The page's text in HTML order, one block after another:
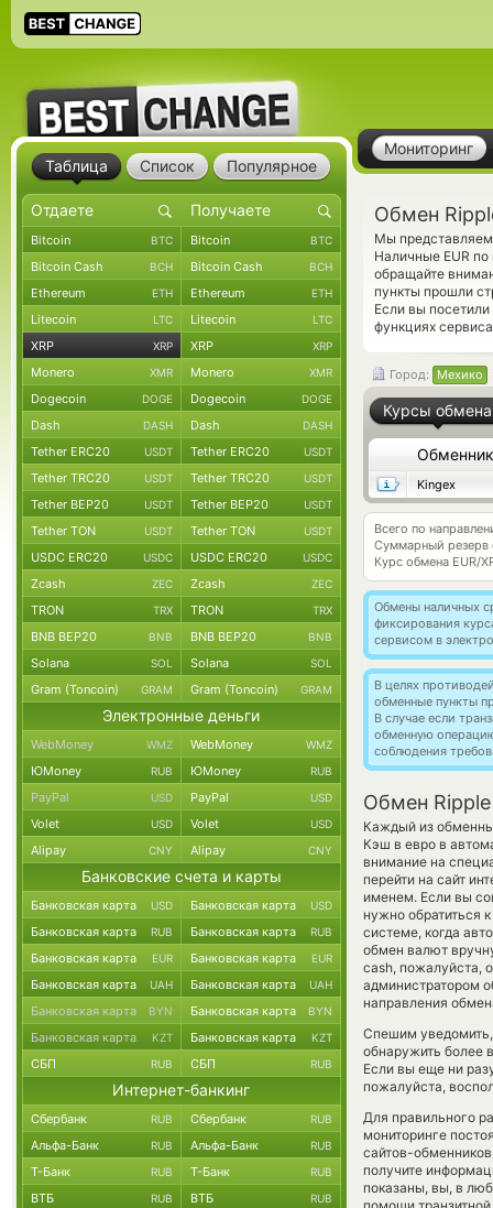
Мониторинг
Обмен
Мы представляем
Наличные EUR
обращайте
пункты прошли
Если вы
функциях
Город: Мехико
Курсы обмена
Обменник
Kingex
Всего по
Суммарный резерв
Курс обмена EUR/
Обмены наличных
фиксирования
сервисом в
В целях
обменные пункты
В случае если
обменную
соблюдения
Обмен
Каждый из
Кэш в евро в
внимание на
перейти на сайт
именем. Если вы
нужно обратиться
системе, когда
обмен валют
cash, пожалуйста,
администратором
направления
Спешим
обнаружить более
Если вы еще ни
пожалуйста,
Для правильного
мониторинге
сайтов-
получите
показаны, вы, в
Таблица Список Популярное
Bitcoin BTC Bitcoin BTC
Bitcoin Cash BCH Bitcoin Cash BCH
Ethereum ETH Ethereum ETH
Litecoin LTC Litecoin LTC
XRP XRP XRP XRP
Monero XMR Monero XMR
Dogecoin DOGE Dogecoin DOGE
Dash DASH Dash DASH
Tether ERC20 USDT Tether ERC20 USDT
Tether TRC20 USDT Tether TRC20 USDT
Tether BEP20 USDT Tether BEP20 USDT
Tether TON USDT Tether TON USDT
USDC ERC20 USDC USDC ERC20 USDC
Zcash ZEC Zcash ZEC
TRON TRX TRON TRX
BNB BEP20 BNB BNB BEP20 BNB
Solana SOL Solana SOL
Gram (Toncoin) GRAM Gram (Toncoin) GRAM
Электронные деньги
WebMoney WMZ WebMoney WMZ
ЮMoney RUB ЮMoney RUB
PayPal USD PayPal USD
Volet USD Volet USD
Alipay CNY Alipay CNY
Банковские счета и карты
Банковская карта USD Банковская карта USD
Банковская карта RUB Банковская карта RUB
Банковская карта EUR Банковская карта EUR
Банковская карта UAH Банковская карта UAH
Банковская карта BYN Банковская карта BYN
Банковская карта KZT Банковская карта KZT
СБП RUB СБП RUB
Интернет-банкинг
Сбербанк RUB Сбербанк RUB
Альфа-Банк RUB Альфа-Банк RUB
Т-Банк RUB Т-Банк RUB
ВТБ RUB ВТБ RUB